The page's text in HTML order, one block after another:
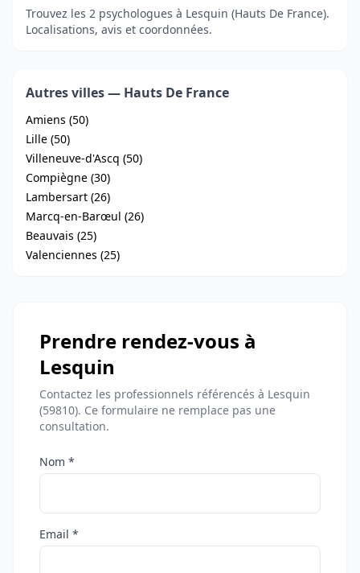
Trouvez les 2 psychologues à Lesquin (Hauts De France).
Localisations, avis et coordonnées.
Autres villes — Hauts De France
Amiens (50)
Lille (50)
Villeneuve-d'Ascq (50)
Compiègne (30)
Lambersart (26)
Marcq-en-Barœul (26)
Beauvais (25)
Valenciennes (25)
Prendre rendez-vous à
Lesquin
Contactez les professionnels référencés à Lesquin
(59810). Ce formulaire ne remplace pas une
consultation.
Nom *
Email *